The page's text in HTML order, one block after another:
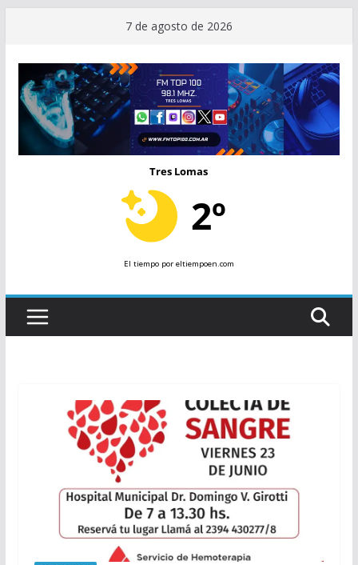
contenido
7 de agosto de 2026
Tres Lomas
2º
El tiempopor eltiempoen.com